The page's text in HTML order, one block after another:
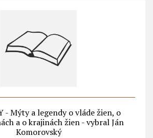
- Mýty a legendy o vláde žien, o
a o krajinách žien - vybral Ján
Komorovský